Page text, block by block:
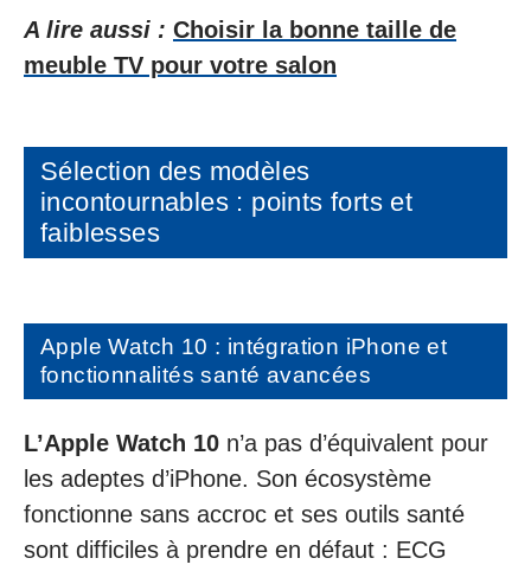
A lire aussi : Choisir la bonne taille de
meuble TV pour votre salon
Sélection des modèles
incontournables : points forts et
faiblesses
Apple Watch 10 : intégration iPhone et
fonctionnalités santé avancées
L’Apple Watch 10 n’a pas d’équivalent pour
les adeptes d’iPhone. Son écosystème
fonctionne sans accroc et ses outils santé
sont difficiles à prendre en défaut : ECG